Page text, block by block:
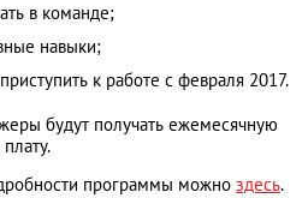
в команде;
навыки;
к работе с февраля 2017.
будут получать ежемесячную
программы можно здесь.